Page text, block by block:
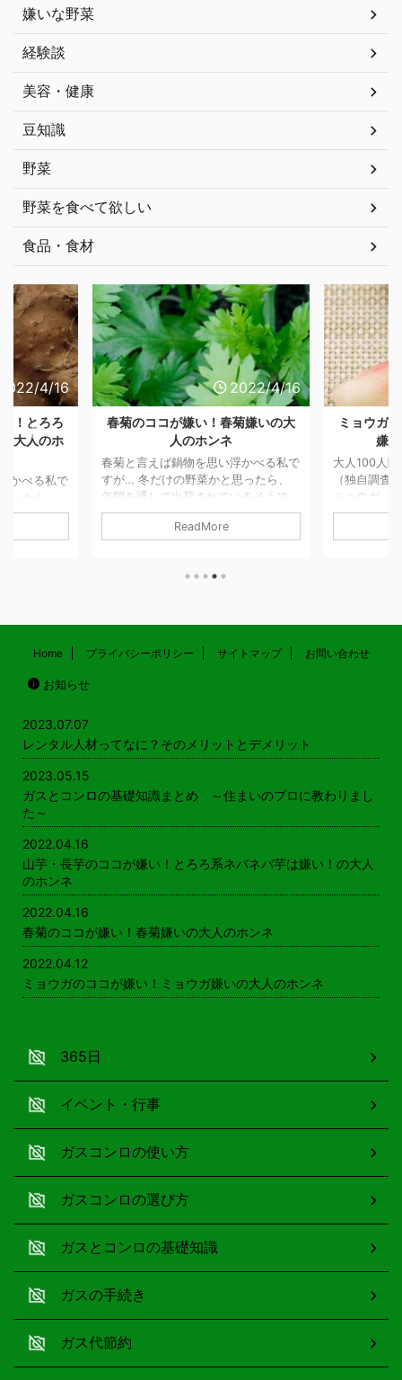
嫌いな野菜
経験談
美容・健康
豆知識
野菜
野菜を食べて欲しい
食品・食材
4/16
！とろろ
大人のホ
かべる私で
ったら、
るそうで
・ヤマト
とにか
す。 家族
2022/4/16
春菊のココが嫌い！春菊嫌いの大
人のホンネ
春菊と言えば鍋物を思い浮かべる私で
すが… 冬だけの野菜かと思ったら、
年間を通して出荷されているそうで
す。 鍋物以外には、サラダやおひた
しなどで食べることができます。 関
られる植物にはヨモギなどがありま
大人からのリアルな回答 クセ 独特の
ReadMore
ミョウガ
嫌
大人100人
（独自調査
ミョウガ。
いるイメー
が嫌い！ 大
Home プライバシーポリシー サイトマップ お問い合わせ
お知らせ
2023.07.07
レンタル人材ってなに？そのメリットとデメリット
2023.05.15
ガスとコンロの基礎知識まとめ ～住まいのプロに教わりまし
た～
2022.04.16
山芋・長芋のココが嫌い！とろろ系ネバネバ芋は嫌い！の大人
のホンネ
2022.04.16
春菊のココが嫌い！春菊嫌いの大人のホンネ
2022.04.12
ミョウガのココが嫌い！ミョウガ嫌いの大人のホンネ
365日
イベント・行事
ガスコンロの使い方
ガスコンロの選び方
ガスとコンロの基礎知識
ガスの手続き
ガス代節約